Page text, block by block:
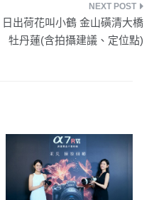
日出荷花叫小鶴 金山磺清大橋
牡丹蓮(含拍攝建議、定位點)